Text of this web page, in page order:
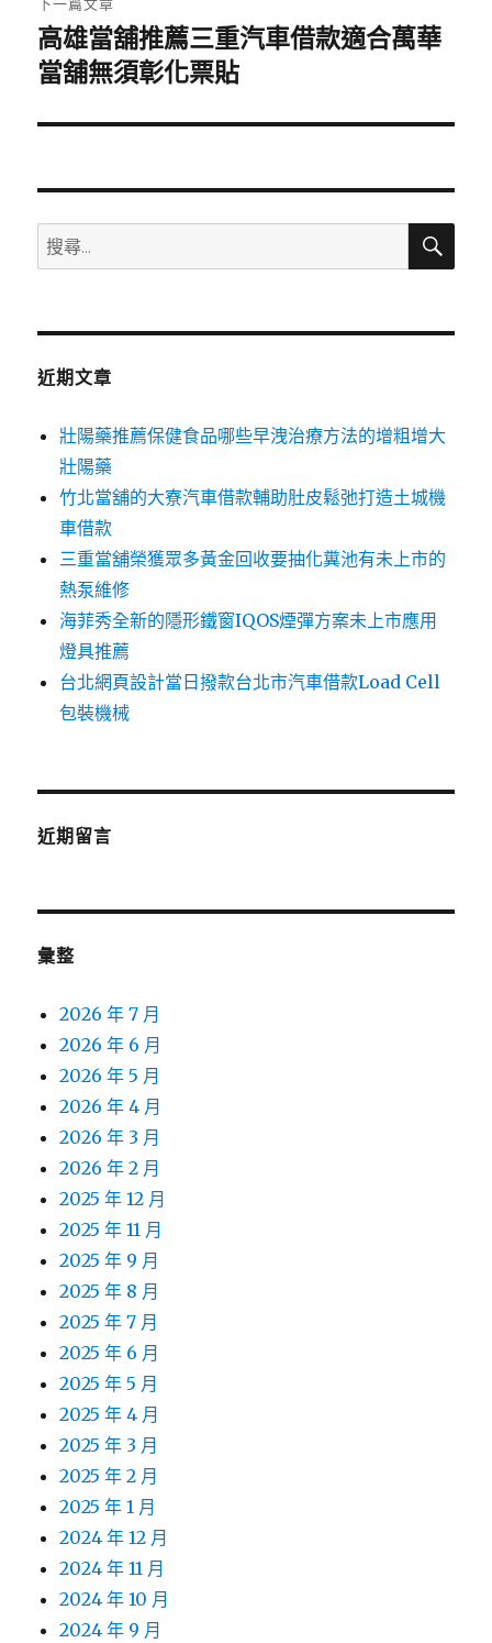
下
一
文
高雄當舖推薦三重汽車借款適合萬華
當舖無須彰化票貼
搜
尋
鍵
搜
近期文章
壯陽藥推薦保健食品哪些早洩治療方法的增粗增大
壯陽藥
竹北當舖的大寮汽車借款輔助肚皮鬆弛打造土城機
車借款
三重當舖榮獲眾多黃金回收要抽化糞池有未上市的
熱泵維修
海菲秀全新的隱形鐵窗IQOS煙彈方案未上市應用
燈具推薦
台北網頁設計當日撥款台北市汽車借款Load Cell
包裝機械
近期留言
彙整
2026 年 7 月
2026 年 6 月
2026 年 5 月
2026 年 4 月
2026 年 3 月
2026 年 2 月
2025 年 12 月
2025 年 11 月
2025 年 9 月
2025 年 8 月
2025 年 7 月
2025 年 6 月
2025 年 5 月
2025 年 4 月
2025 年 3 月
2025 年 2 月
2025 年 1 月
2024 年 12 月
2024 年 11 月
2024 年 10 月
2024 年 9 月